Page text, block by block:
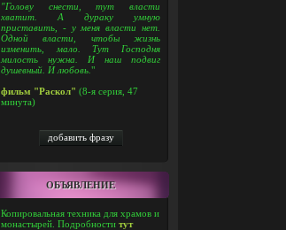
"Голову снести, тут власти
хватит. А дураку умную
приставить, - у меня власти нет.
Одной власти, чтобы жизнь
изменить, мало. Тут Господня
милость нужна. И наш подвиг
душевный. И любовь. "
фильм "Раскол" (8-я серия, 47
минута)
ОБЪЯВЛЕНИЕ
Копировальная техника для храмов и
монастырей. Подробности тут